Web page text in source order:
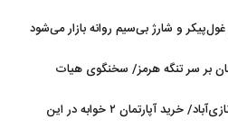
بر سر تنگه هرمز/ سخنگوی هیات
لیست قیمت خرید مسکن در نازی‌آباد/ خرید آپارتمان ۲ خوابه در این